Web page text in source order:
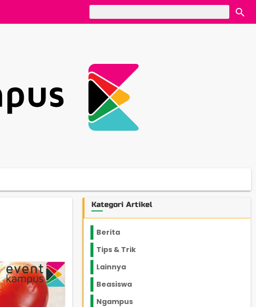
Kategori Artikel
Berita
Tips & Trik
Lainnya
Beasiswa
Ngampus